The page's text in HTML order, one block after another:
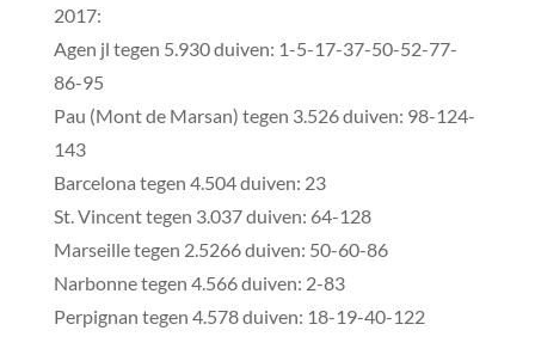
2017:
Agen jl tegen 5.930 duiven: 1-5-17-37-50-52-77-
86-95
Pau (Mont de Marsan) tegen 3.526 duiven: 98-124-
143
Barcelona tegen 4.504 duiven: 23
St. Vincent tegen 3.037 duiven: 64-128
Marseille tegen 2.5266 duiven: 50-60-86
Narbonne tegen 4.566 duiven: 2-83
Perpignan tegen 4.578 duiven: 18-19-40-122